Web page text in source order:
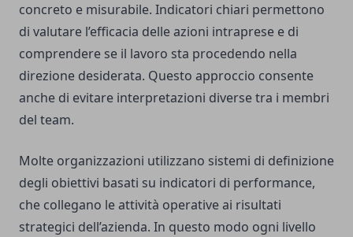
concreto e misurabile. Indicatori chiari permettono
di valutare l’efficacia delle azioni intraprese e di
comprendere se il lavoro sta procedendo nella
direzione desiderata. Questo approccio consente
anche di evitare interpretazioni diverse tra i membri
del team.
Molte organizzazioni utilizzano sistemi di definizione
degli obiettivi basati su indicatori di performance,
che collegano le attività operative ai risultati
strategici dell’azienda. In questo modo ogni livello